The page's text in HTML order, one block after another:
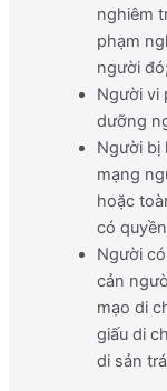
nghiêm
phạm
người đó;
Người vi
dưỡng
Người bị
mạng
hoặc
có
Người
cản
mạo di
giấu di
di sản